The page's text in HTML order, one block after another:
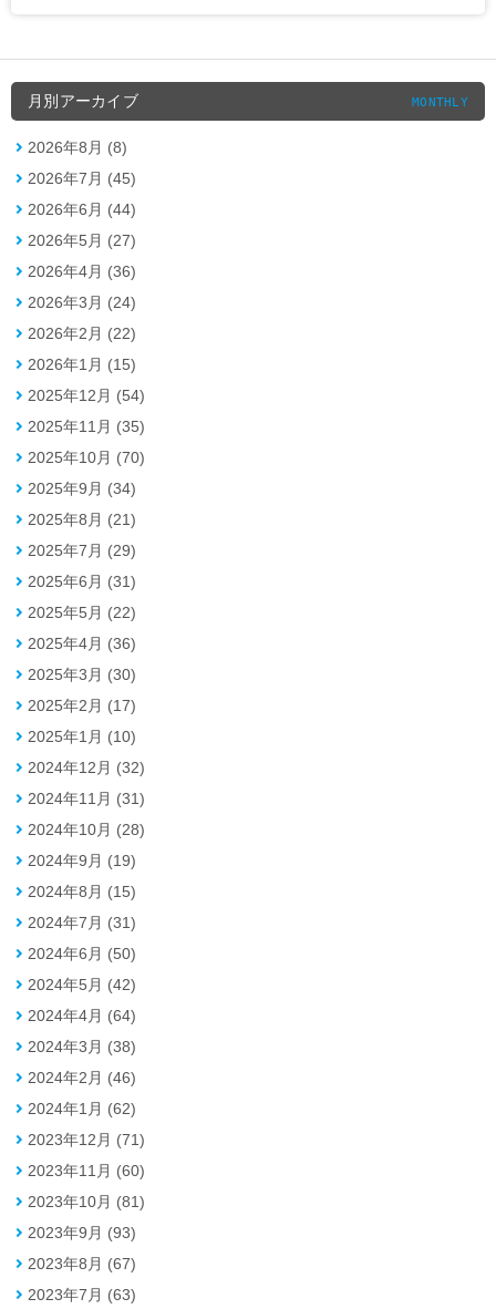
月別アーカイブ MONTHLY
2026年8月 (8)
2026年7月 (45)
2026年6月 (44)
2026年5月 (27)
2026年4月 (36)
2026年3月 (24)
2026年2月 (22)
2026年1月 (15)
2025年12月 (54)
2025年11月 (35)
2025年10月 (70)
2025年9月 (34)
2025年8月 (21)
2025年7月 (29)
2025年6月 (31)
2025年5月 (22)
2025年4月 (36)
2025年3月 (30)
2025年2月 (17)
2025年1月 (10)
2024年12月 (32)
2024年11月 (31)
2024年10月 (28)
2024年9月 (19)
2024年8月 (15)
2024年7月 (31)
2024年6月 (50)
2024年5月 (42)
2024年4月 (64)
2024年3月 (38)
2024年2月 (46)
2024年1月 (62)
2023年12月 (71)
2023年11月 (60)
2023年10月 (81)
2023年9月 (93)
2023年8月 (67)
2023年7月 (63)